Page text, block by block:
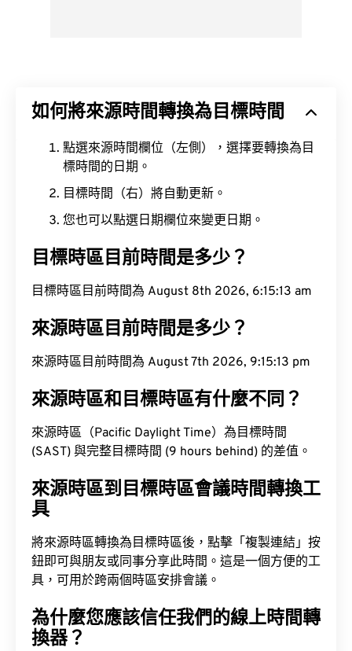
如何將來源時間轉換為目標時間
點選來源時間欄位（左側），選擇要轉換為目
標時間的日期。
目標時間（右）將自動更新。
您也可以點選日期欄位來變更日期。
目標時區目前時間是多少？
目標時區目前時間為 August 8th 2026, 6:15:14 am
來源時區目前時間是多少？
來源時區目前時間為 August 7th 2026, 9:15:14 pm
來源時區和目標時區有什麼不同？
來源時區（Pacific Daylight Time）為目標時間
(SAST) 與完整目標時間 (9 hours behind) 的差值。
來源時區到目標時區會議時間轉換工
具
將來源時區轉換為目標時區後，點擊「複製連結」按
鈕即可與朋友或同事分享此時間。這是一個方便的工
具，可用於跨兩個時區安排會議。
為什麼您應該信任我們的線上時間轉
換器？